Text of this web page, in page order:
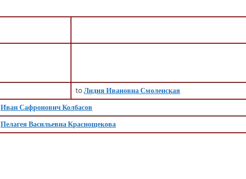
toЛидия Ивановна Смоленская
Иван Сафронович Колбасов
Пелагея Васильевна Краснощекова